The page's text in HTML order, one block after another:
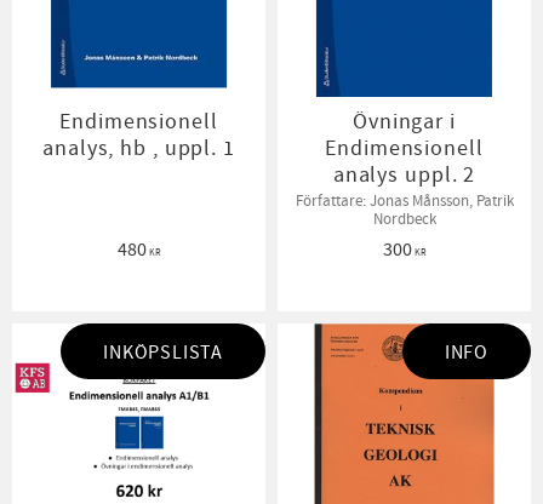
Endimensionell
analys, hb , uppl. 1
480KR
Övningar i
Endimensionell
analys uppl. 2
Författare: Jonas Månsson, Patrik
Nordbeck
300KR
INKÖPSLISTA INFO